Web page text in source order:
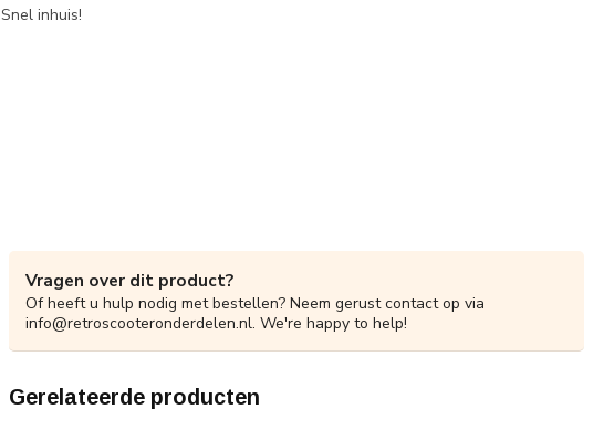
Snel inhuis!
Vragen over dit product?
Of heeft u hulp nodig met bestellen? Neem gerust contact op via
info@retroscooteronderdelen.nl. We're happy to help!
Gerelateerde producten